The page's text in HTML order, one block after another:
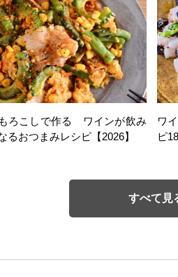
ろこしで作る ワインが飲み
るおつまみレシピ【2026】
ワ
ピ
すべて見